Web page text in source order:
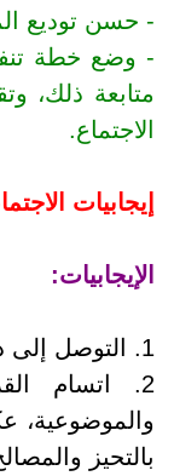
- حسن توديع
- وضع خطة
متابعة ذلك،
الاجتماع.
إيجابيات
الإيجابيات:
1. التوصل إلى دراسة كاملة وشاملة ومتأنية.
2. اتسام
والموضوعية،
بالتحيز